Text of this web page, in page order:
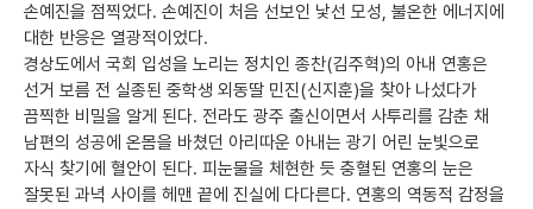
손예진을 점찍었다. 손예진이 처음 선보인 낯선 모성, 불온한 에너지에
대한 반응은 열광적이었다.
경상도에서 국회 입성을 노리는 정치인 종찬(김주혁)의 아내 연홍은
선거 보름 전 실종된 중학생 외동딸 민진(신지훈)을 찾아 나섰다가
끔찍한 비밀을 알게 된다. 전라도 광주 출신이면서 사투리를 감춘 채
남편의 성공에 온몸을 바쳤던 아리따운 아내는 광기 어린 눈빛으로
자식 찾기에 혈안이 된다. 피눈물을 체현한 듯 충혈된 연홍의 눈은
잘못된 과녁 사이를 헤맨 끝에 진실에 다다른다. 연홍의 역동적 감정을